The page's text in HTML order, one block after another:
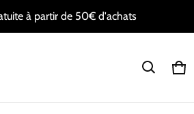
à partir de 50€ d'achats
0